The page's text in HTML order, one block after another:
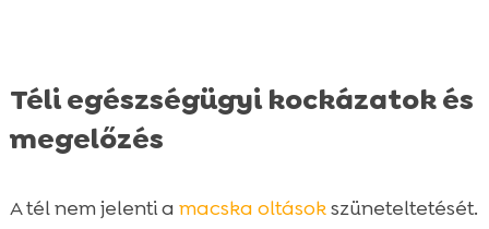
Téli egészségügyi kockázatok és
megelőzés
A tél nem jelenti a macska oltásokszüneteltetését.